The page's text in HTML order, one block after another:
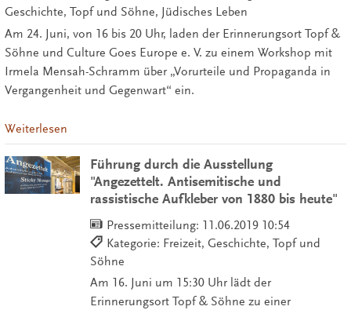
Geschichte, Topf und Söhne, Jüdisches Leben
Am 24. Juni, von 16 bis 20 Uhr, laden der Erinnerungsort Topf &
Söhne und Culture Goes Europe e. V. zu einem Workshop mit
Irmela Mensah-Schramm über „Vorurteile und Propaganda in
Vergangenheit und Gegenwart“ ein.
Weiterlesen
Führung durch die Ausstellung
"Angezettelt. Antisemitische und
rassistische Aufkleber von 1880 bis heute"
Pressemitteilung: 11.06.2019 10:54
Kategorie: Freizeit, Geschichte, Topf und
Söhne
Am 16. Juni um 15:30 Uhr lädt der
Erinnerungsort Topf & Söhne zu einer